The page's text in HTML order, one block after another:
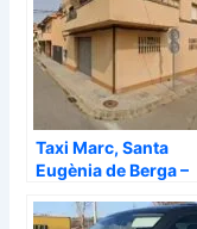
Taxi Marc, Santa
Eugènia de Berga –